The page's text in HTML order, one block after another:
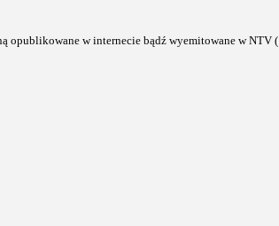
opublikowane w internecie bądź wyemitowane w NTV (